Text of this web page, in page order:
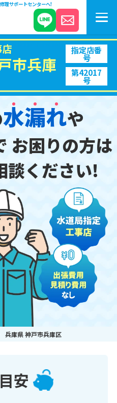
理サポートセンターへ!
市兵庫
指定店番
号
第42017
号
水漏れや
お困りの方は
談ください!
兵庫県 神戸市兵庫区
安